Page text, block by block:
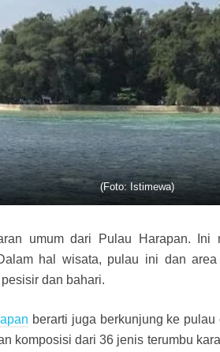
(Foto: Istimewa)
umum dari Pulau Harapan. Ini
hal wisata, pulau ini dan
dan bahari.
berarti juga berkunjung ke
komposisi dari 36 jenis terumbu